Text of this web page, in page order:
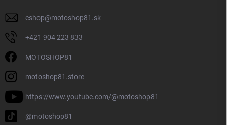
eshop@motoshop81.sk
+421 904 223 833
MOTOSHOP81
motoshop81.store
https://www.youtube.com/@motoshop81
@motoshop81